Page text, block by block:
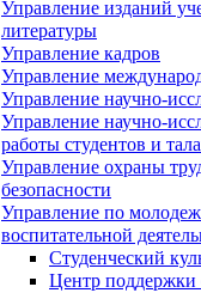
Управление изданий
литературы
Упpавление кадpов
Управление
Управление научно-
Управление научно-
работы студентов и
Управление охраны
безопасности
Управление по
воспитательной
Студенческий
Центр поддержки